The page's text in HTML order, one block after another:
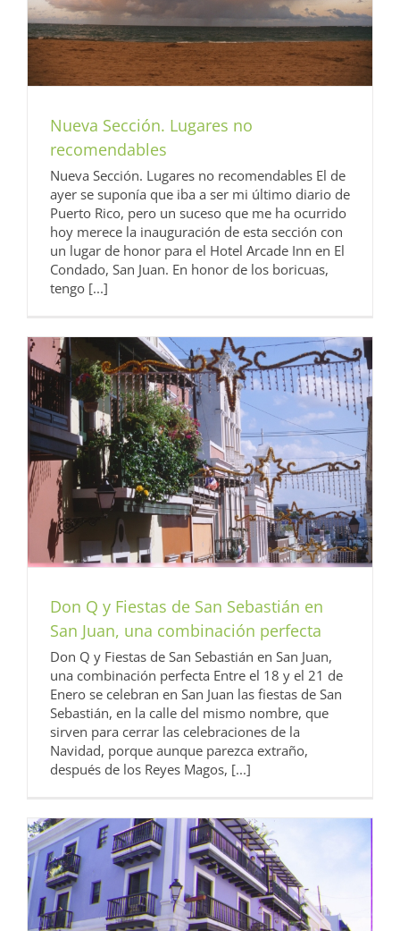
Nueva Sección. Lugares no
recomendables
Nueva Sección. Lugares no recomendables El de
ayer se suponía que iba a ser mi último diario de
Puerto Rico, pero un suceso que me ha ocurrido
hoy merece la inauguración de esta sección con
un lugar de honor para el Hotel Arcade Inn en El
Condado, San Juan. En honor de los boricuas,
tengo [...]
Don Q y Fiestas de San Sebastián en
San Juan, una combinación perfecta
Don Q y Fiestas de San Sebastián en San Juan,
una combinación perfecta Entre el 18 y el 21 de
Enero se celebran en San Juan las fiestas de San
Sebastián, en la calle del mismo nombre, que
sirven para cerrar las celebraciones de la
Navidad, porque aunque parezca extraño,
después de los Reyes Magos, [...]